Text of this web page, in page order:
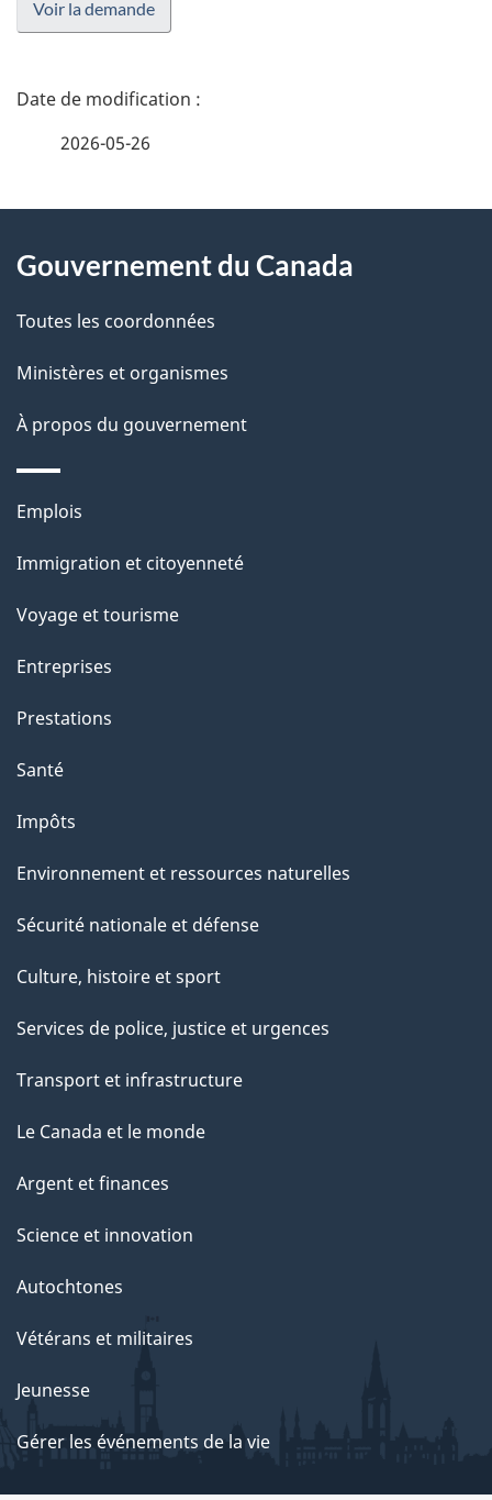
Voir la demande
D
i
l
s
d
e
l
a
p
a
g
e
2026-05-26
propos
de
ce
site
Gouvernement du Canada
Toutes les coordonnées
Ministères et organismes
À propos du gouvernement
Thèmes
sujets
Emplois
Immigration et citoyenneté
Voyage et tourisme
Entreprises
Prestations
Santé
Impôts
Environnement et ressources naturelles
Sécurité nationale et défense
Culture, histoire et sport
Services de police, justice et urgences
Transport et infrastructure
Le Canada et le monde
Argent et finances
Science et innovation
Autochtones
Vétérans et militaires
Jeunesse
Gérer les événements de la vie